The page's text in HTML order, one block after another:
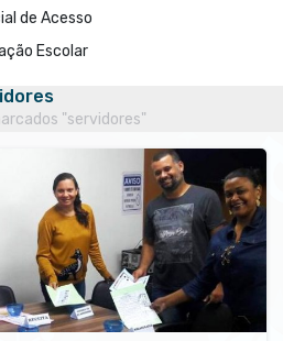
de Acesso
Escolar
"servidores"